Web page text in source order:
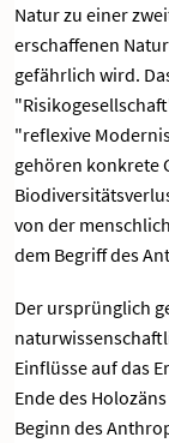
Natur zu einer
erschaffenen
gefährlich wird.
"reflexive
gehören konkrete
von der
dem Begriff des
Der ursprünglich
Einflüsse auf das
Ende des
Beginn des